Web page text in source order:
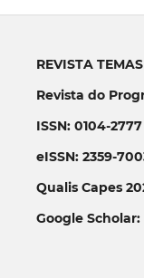
REVISTA
Revista do
ISSN: 0104-2777
eISSN: 2359-
Qualis Capes
Google Scholar: